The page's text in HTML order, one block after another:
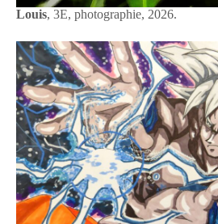
Louis, 3E, photographie, 2026.